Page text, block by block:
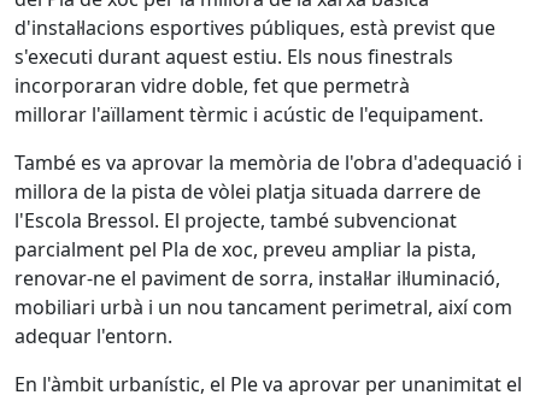
d'instal·lacions esportives públiques, està previst que
s'executi durant aquest estiu. Els nous finestrals
incorporaran vidre doble, fet que permetrà
millorar l'aïllament tèrmic i acústic de l'equipament.
També es va aprovar la memòria de l'obra d'adequació i
millora de la pista de vòlei platja situada darrere de
l'Escola Bressol. El projecte, també subvencionat
parcialment pel Pla de xoc, preveu ampliar la pista,
renovar-ne el paviment de sorra, instal·lar il·luminació,
mobiliari urbà i un nou tancament perimetral, així com
adequar l'entorn.
En l'àmbit urbanístic, el Ple va aprovar per unanimitat el